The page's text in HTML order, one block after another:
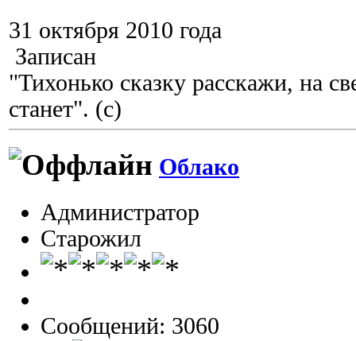
31 октября 2010 года
Записан
"Тихонько сказку расскажи, на
станет". (с)
Облако
Администратор
Старожил
Сообщений: 3060